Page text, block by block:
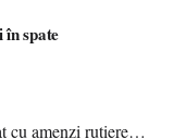
singuri în spate